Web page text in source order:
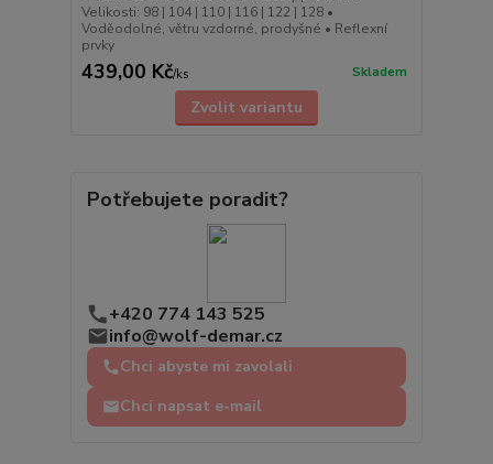
Velikosti: 98 | 104 | 110 | 116 | 122 | 128 •
Voděodolné, větru vzdorné, prodyšné • Reflexní
prvky
439,00 Kč/ks Skladem
Zvolit variantu
Potřebujete poradit?
+420 774 143 525
info@wolf-demar.cz
Chci abyste mi zavolali
Chci napsat e-mail